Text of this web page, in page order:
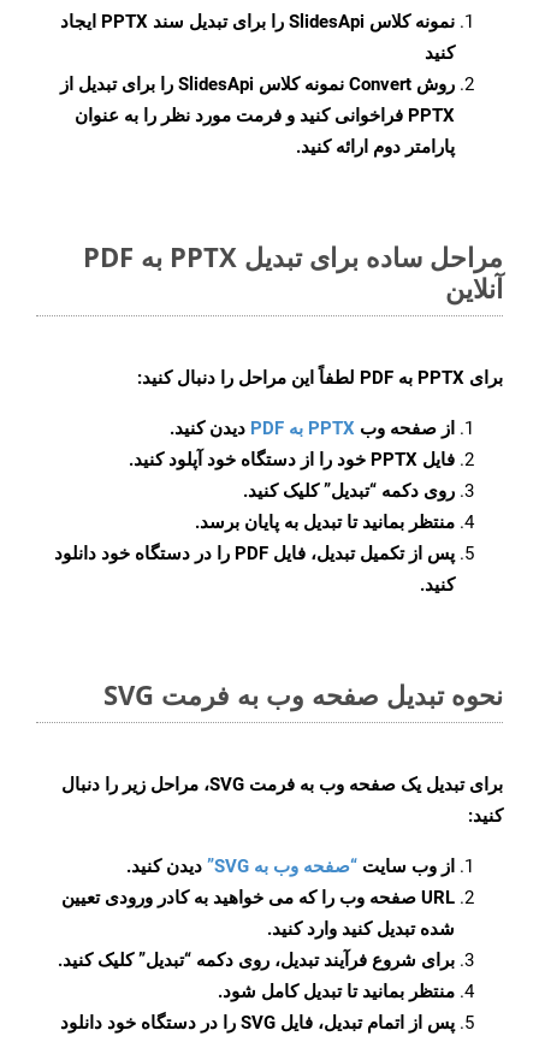
نمونه کلاس SlidesApi
را برای تبدیل سند PPTX ایجاد
کنید
روش Convert
نمونه کلاس SlidesApi را برای تبدیل از
PPTX فراخوانی کنید و فرمت مورد نظر را به عنوان
پارامتر دوم ارائه کنید.
مراحل ساده برای تبدیل PPTX به PDF
آنلاین
برای PPTX به PDF لطفاً این مراحل را دنبال کنید:
از صفحه وب PPTX به PDF
دیدن کنید.
فایل PPTX خود را از دستگاه خود آپلود کنید.
روی دکمه “تبدیل”کلیک کنید.
منتظر بمانید تا تبدیل به پایان برسد.
پس از تکمیل تبدیل، فایل PDF را در دستگاه خود دانلود
کنید.
نحوه تبدیل صفحه وب به فرمت SVG
برای تبدیل یک صفحه وب به فرمت SVG، مراحل زیر را دنبال
کنید:
از وب سایت “صفحه وب به SVG”
دیدن کنید.
URL صفحه وب را که می خواهید به کادر ورودی تعیین
شده تبدیل کنید وارد کنید.
برای شروع فرآیند تبدیل، روی دکمه “تبدیل” کلیک کنید.
منتظر بمانید تا تبدیل کامل شود.
پس از اتمام تبدیل، فایل SVG را در دستگاه خود دانلود